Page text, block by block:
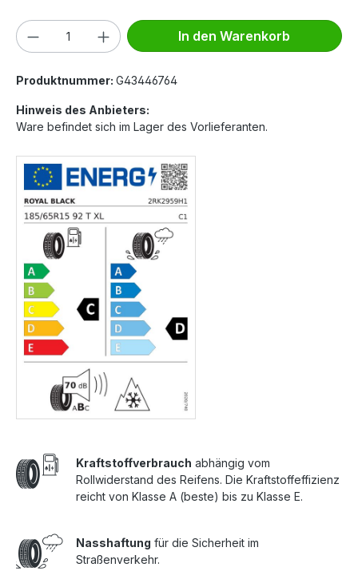
Produkt Anzahl: Gib den gewünschten
In den Warenkorb
Produktnummer: G43446764
Hinweis des Anbieters:
Ware befindet sich im Lager des Vorlieferanten.
Kraftstoffverbrauch abhängig vom
Rollwiderstand des Reifens. Die Kraftstoffeffizienz
reicht von Klasse A (beste) bis zu Klasse E.
Nasshaftung für die Sicherheit im
Straßenverkehr.